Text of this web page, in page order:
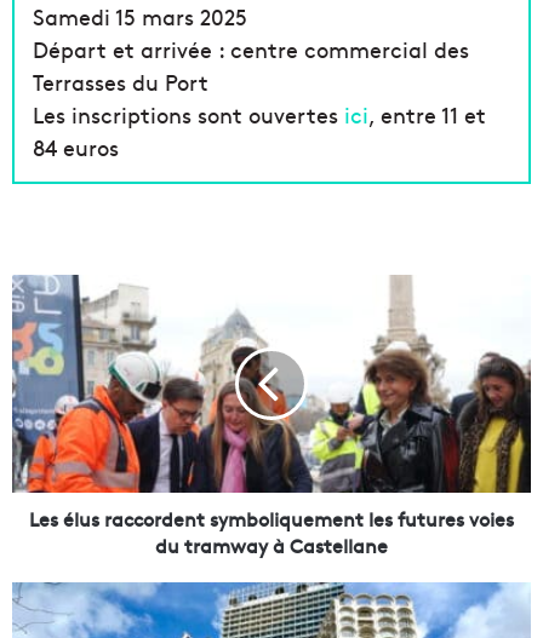
Samedi 15 mars 2025
Départ et arrivée : centre commercial des
Terrasses du Port
Les inscriptions sont ouvertes ici, entre 11 et
84 euros
L
e
s
é
l
u
s
r
a
r
d
Les élus raccordent symboliquement les futures voies
du tramway à Castellane
M
9